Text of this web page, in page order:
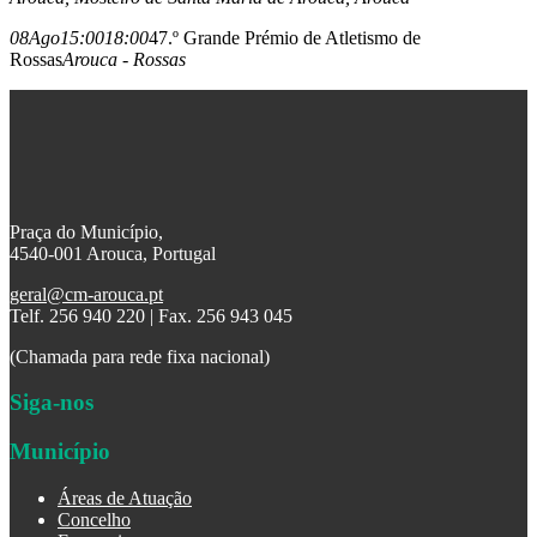
08Ago15:0018:0047.º Grande Prémio de Atletismo de
RossasArouca - Rossas
Praça do Município,
4540-001 Arouca, Portugal
geral@cm-arouca.pt
Telf. 256 940 220 | Fax. 256 943 045
(Chamada para rede fixa nacional)
Siga-nos
Município
Áreas de Atuação
Concelho